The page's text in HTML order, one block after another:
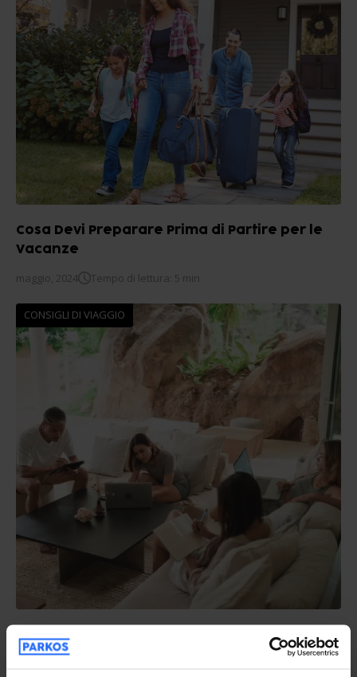
Cosa Devi Preparare Prima di Partire per le
Vacanze
maggio, 2024 Tempo di lettura: 5 min
CONSIGLI DI VIAGGIO